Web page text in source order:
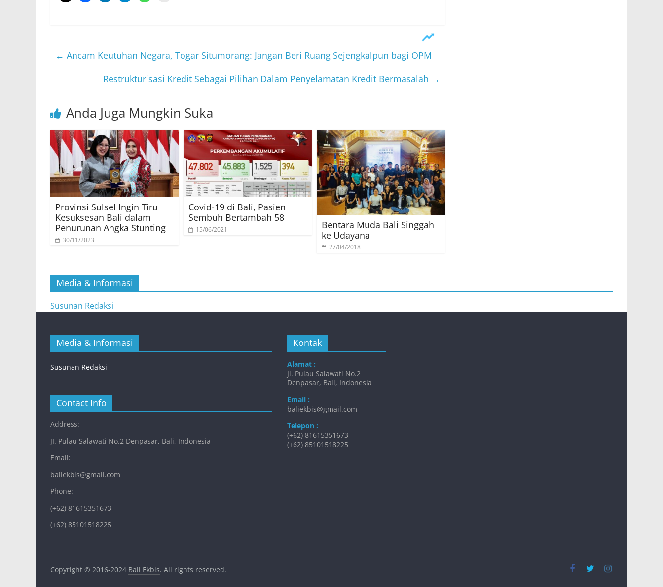
← Ancam Keutuhan Negara, Togar Situmorang: Jangan Beri Ruang Sejengkalpun bagi OPM
Restrukturisasi Kredit Sebagai Pilihan Dalam Penyelamatan Kredit Bermasalah →
Anda Juga Mungkin Suka
Provinsi Sulsel Ingin Tiru
Kesuksesan Bali dalam
Penurunan Angka Stunting
30/11/2023
Covid-19 di Bali, Pasien
Sembuh Bertambah 58
15/06/2021
Bentara Muda Bali Singgah
ke Udayana
27/04/2018
Media & Informasi
Susunan Redaksi
Media & Informasi
Susunan Redaksi
Contact Info
Address:
JI. Pulau Salawati No.2 Denpasar, Bali, Indonesia
Email:
baliekbis@gmail.com
Phone:
(+62) 81615351673
(+62) 85101518225
Kontak
Alamat :
Jl. Pulau Salawati No.2
Denpasar, Bali, Indonesia
Email :
baliekbis@gmail.com
Telepon :
(+62) 81615351673
(+62) 85101518225
Copyright © 2016-2024 Bali Ekbis. All rights reserved.